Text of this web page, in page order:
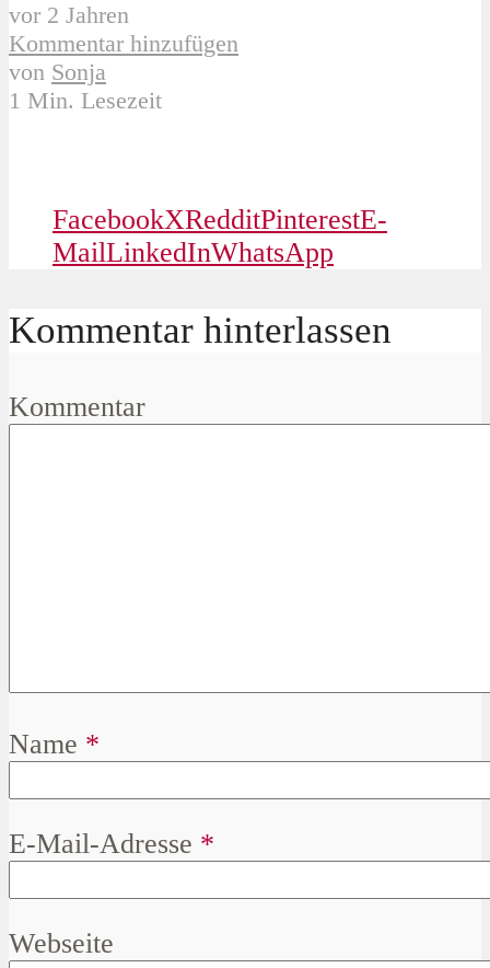
vor 2 Jahren
Kommentar hinzufügen
von Sonja
1 Min. Lesezeit
FacebookXRedditPinterestE-
MailLinkedInWhatsApp
Kommentar hinterlassen
Kommentar
Name *
E-Mail-Adresse *
Webseite